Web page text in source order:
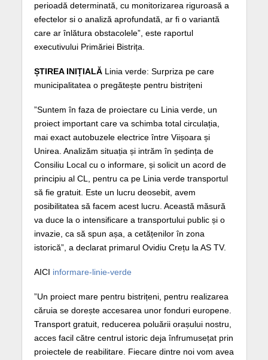
perioadă determinată, cu monitorizarea riguroasă a
efectelor si o analiză aprofundată, ar fi o variantă
care ar înlătura obstacolele”, este raportul
executivului Primăriei Bistrița.
ȘTIREA INIȚIALĂLinia verde: Surpriza pe care
municipalitatea o pregătește pentru bistrițeni
”Suntem în faza de proiectare cu Linia verde, un
proiect important care va schimba total circulația,
mai exact autobuzele electrice între Viișoara și
Unirea. Analizăm situația și intrăm în ședința de
Consiliu Local cu o informare, și solicit un acord de
principiu al CL, pentru ca pe Linia verde transportul
să fie gratuit. Este un lucru deosebit, avem
posibilitatea să facem acest lucru. Această măsură
va duce la o intensificare a transportului public și o
invazie, ca să spun așa, a cetățenilor în zona
istorică”, a declarat primarul Ovidiu Crețu la AS TV.
AICI informare-linie-verde
”Un proiect mare pentru bistrițeni, pentru realizarea
căruia se dorește accesarea unor fonduri europene.
Transport gratuit, reducerea poluării orașului nostru,
acces facil către centrul istoric deja înfrumusețat prin
proiectele de reabilitare. Fiecare dintre noi vom avea